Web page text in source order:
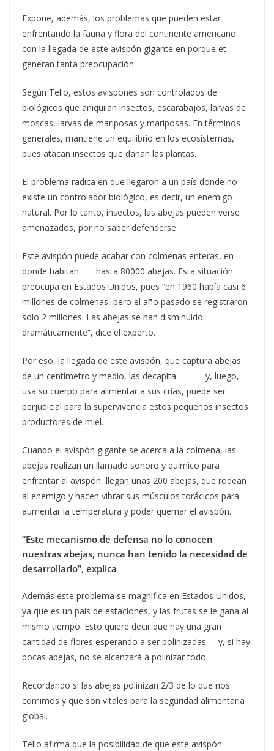
Expone, además, los problemas que pueden estar
enfrentando la fauna y flora del continente americano
con la llegada de este avispón gigante en porque et
generan tanta preocupación.
Según Tello, estos avispones son controlados de
biológicos que aniquilan insectos, escarabajos, larvas de
moscas, larvas de mariposas y mariposas. En términos
generales, mantiene un equilibrio en los ecosistemas,
pues atacan insectos que dañan las plantas.
El problema radica en que llegaron a un país donde no
existe un controlador biológico, es decir, un enemigo
natural. Por lo tanto, insectos, las abejas pueden verse
amenazados, por no saber defenderse.
Este avispón puede acabar con colmenas enteras, en
donde habitan hasta 80000 abejas. Esta situación
preocupa en Estados Unidos, pues “en 1960 había casi 6
millones de colmenas, pero el año pasado se registraron
solo 2 millones. Las abejas se han disminuido
dramáticamente”, dice el experto.
Por eso, la llegada de este avispón, que captura abejas
de un centímetro y medio, las decapita y, luego,
usa su cuerpo para alimentar a sus crías, puede ser
perjudicial para la supervivencia estos pequeños insectos
productores de miel.
Cuando el avispón gigante se acerca a la colmena, las
abejas realizan un llamado sonoro y químico para
enfrentar al avispón, llegan unas 200 abejas, que rodean
al enemigo y hacen vibrar sus músculos torácicos para
aumentar la temperatura y poder quemar el avispón.
“Este mecanismo de defensa no lo conocen
nuestras abejas, nunca han tenido la necesidad de
desarrollarlo”, explica
Además este problema se magnifica en Estados Unidos,
ya que es un país de estaciones, y las frutas se le gana al
mismo tiempo. Esto quiere decir que hay una gran
cantidad de flores esperando a ser polinizadas y, si hay
pocas abejas, no se alcanzará a polinizar todo.
Recordando sí las abejas polinizan 2/3 de lo que nos
comimos y que son vitales para la seguridad alimentaria
global.
Tello afirma que la posibilidad de que este avispón